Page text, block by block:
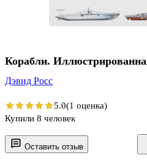
Оставить отзыв
Корабли.
Дэвид Росс
5.0(1 оценка)
Купили 8 человек